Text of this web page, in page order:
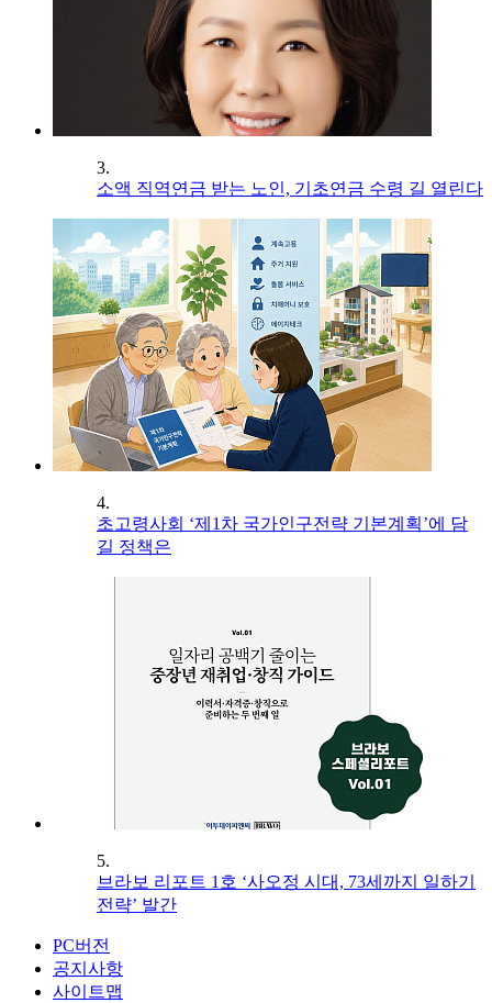
3.
소액 직역연금 받는 노인, 기초연금 수령 길 열린다
4.
초고령사회 ‘제1차 국가인구전략 기본계획’에 담
길 정책은
5.
브라보 리포트 1호 ‘사오정 시대, 73세까지 일하기
전략’ 발간
PC버전
공지사항
사이트맵